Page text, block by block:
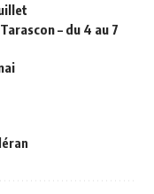
– du 4 au 7